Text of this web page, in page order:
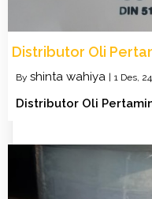
Distributor Oli
By shinta wahiya 1 Des, 24
Distributor Oli